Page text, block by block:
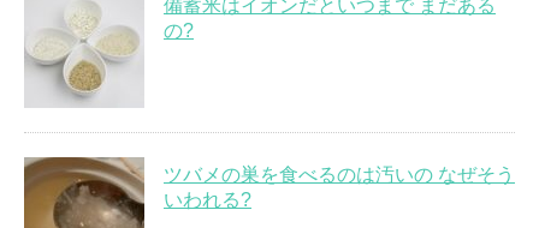
備蓄米はイオンだといつまで まだある
の?
ツバメの巣を食べるのは汚いの なぜそう
いわれる?